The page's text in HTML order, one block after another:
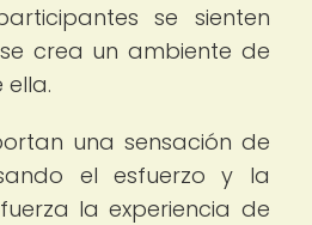
se sienten
crea un ambiente de
ella.
una sensación de
el esfuerzo y la
la experiencia de